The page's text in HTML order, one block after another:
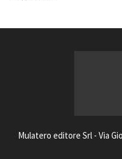
Mulatero editore Srl - Via